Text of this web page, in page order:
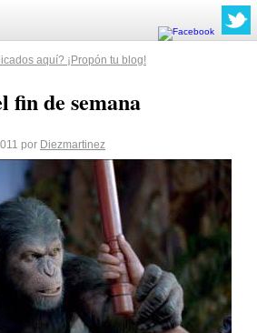
aquí? ¡Propón tu blog!
fin de semana
por Diezmartinez